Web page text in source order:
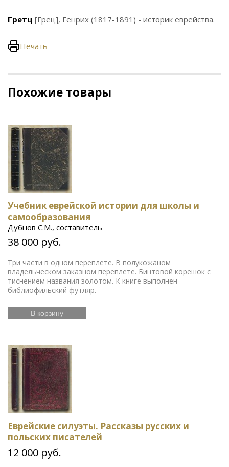
Гретц [Грец], Генрих (1817-1891) - историк еврейства.
Печать
Похожие товары
Учебник еврейской истории для школы и
самообразования
Дубнов С.М., составитель
38 000 руб.
Три части в одном переплете. В полукожаном
владельческом заказном переплете. Бинтовой корешок с
тиснением названия золотом. К книге выполнен
библиофильский футляр.
В корзину
Еврейские силуэты. Рассказы русских и
польских писателей
12 000 руб.